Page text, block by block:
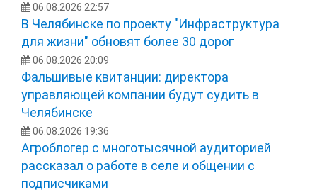
06.08.2026 22:57
В Челябинске по проекту "Инфраструктура
для жизни" обновят более 30 дорог
06.08.2026 20:09
Фальшивые квитанции: директора
управляющей компании будут судить в
Челябинске
06.08.2026 19:36
Агроблогер с многотысячной аудиторией
рассказал о работе в селе и общении с
подписчиками